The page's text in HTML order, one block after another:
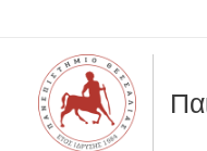
περιεχόμενο